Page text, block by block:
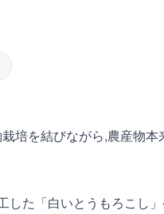
培を結びながら,農産物
た「白いとうもろこし